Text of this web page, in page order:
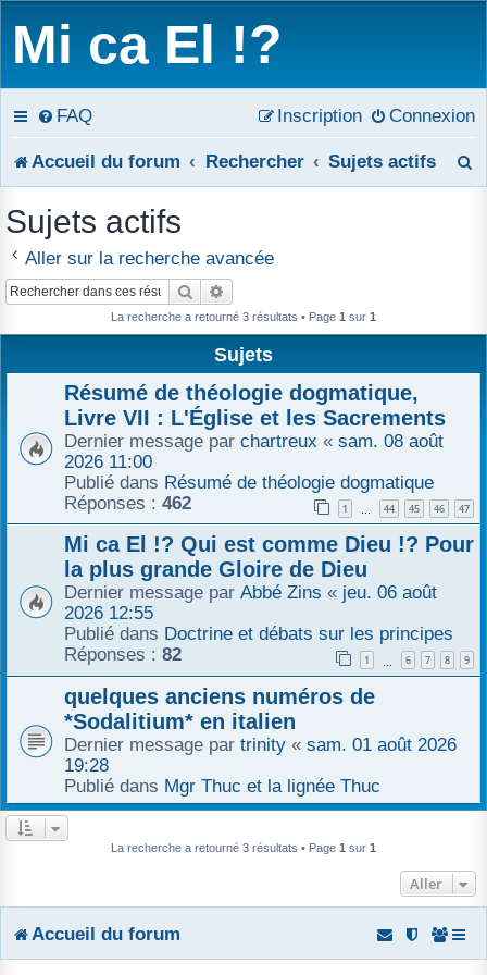
Mi ca El !?
FAQ Connexion
Inscription
Accueil du forum Rechercher Sujets actifs
Sujets actifs
Aller sur la recherche avancée
Rechercher
La recherche a retourné 3 résultats • Page 1 sur 1
Sujets
Résumé de théologie dogmatique,
Livre VII : L'Église et les Sacrements
Dernier message par chartreux « sam. 08 août
2026 11:00
Publié dans Résumé de théologie dogmatique
Réponses : 462 1 … 44 45 46 47
Mi ca El !? Qui est comme Dieu !? Pour
la plus grande Gloire de Dieu
Dernier message par Abbé Zins « jeu. 06 août
2026 12:55
Publié dans Doctrine et débats sur les principes
Réponses : 82 1 6 7 8 9
quelques anciens numéros de
*Sodalitium* en italien
Dernier message par trinity « sam. 01 août 2026
19:28
Publié dans Mgr Thuc et la lignée Thuc
La recherche a retourné 3 résultats • Page 1 sur 1
Aller
Accueil du forum